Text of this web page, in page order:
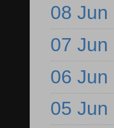
08 Jun
07 Jun
06 Jun
05 Jun